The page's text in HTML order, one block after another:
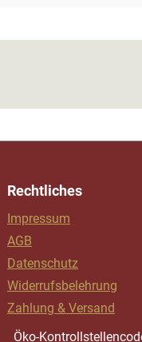
Rechtliches
Impressum
AGB
Datenschutz
Widerrufsbelehrung
Zahlung & Versand
Öko-